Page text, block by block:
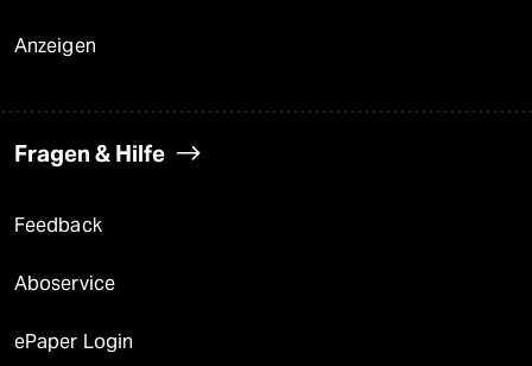
Anzeigen
Fragen & Hilfe
Feedback
Aboservice
ePaper Login